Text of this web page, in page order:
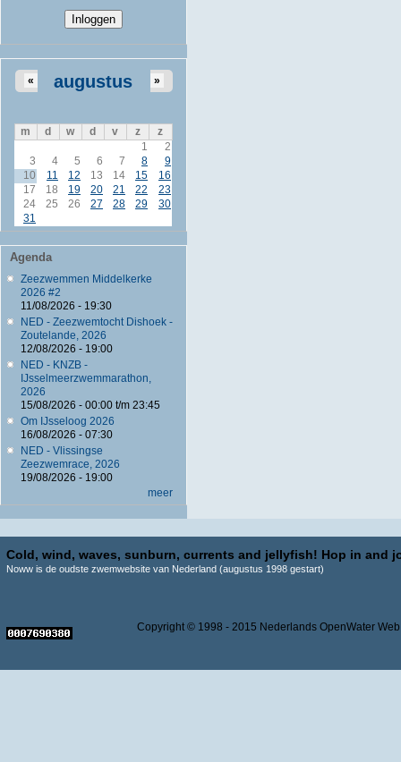
augustus
« »
m d w d v z
z
1
2
3
4 5 6 7 8
9
10
11 12 13 14 15
16
17
18 19 20 21 22
23
24
25 26 27 28 29
30
31
Agenda
Zeezwemmen Middelkerke
2026 #2
11/08/2026 - 19:30
NED - Zeezwemtocht Dishoek -
Zoutelande, 2026
12/08/2026 - 19:00
NED - KNZB -
IJsselmeerzwemmarathon,
2026
15/08/2026 - 00:00t/m 23:45
Om IJsseloog 2026
16/08/2026 - 07:30
NED - Vlissingse
Zeezwemrace, 2026
19/08/2026 - 19:00
meer
Cold, wind, waves, sunburn, currents and jellyfish! Hop in and
Noww is de oudste zwemwebsite van Nederland (augustus 1998 gestart)
Copyright © 1998 - 2015 Nederlands OpenWater